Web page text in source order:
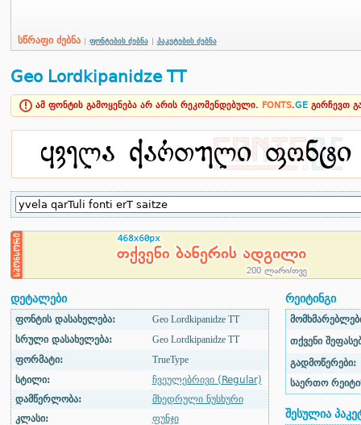
სწრაფი ძებნა ფონტების ძებნა პაკეტების ძებნა
Geo Lordkipanidze TT
ამ ფონტის გამოყენება არ არის რეკომენდებული. FONTS.GE გირჩევთ
დეტალები
ფონტის დასახელება:
Geo Lordkipanidze TT
სრული დასახელება:
Geo Lordkipanidze TT
ფორმატი:
TrueType
სტილი:
ჩვეულებრივი (Regular)
დამწერლობა:
მხედრული ნუსხური
კლასი:
ფუნჯი
რეიტინგი
თქვენი
გადმოწერები:
საერთო
შესულია